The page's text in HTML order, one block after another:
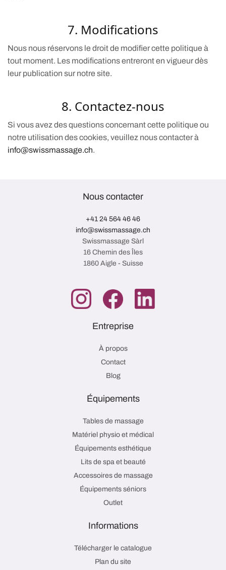
7. Modifications
Nous nous réservons le droit de modifier cette politique à
tout moment. Les modifications entreront en vigueur dès
leur publication sur notre site.
8. Contactez-nous
Si vous avez des questions concernant cette politique ou
notre utilisation des cookies, veuillez nous contacter à
info@swissmassage.ch.
Nous contacter
+41 24 564 46 46
info@swissmassage.ch
Swissmassage Sàrl
16 Chemin des Îles
1860 Aigle - Suisse
Entreprise
À propos
Contact
Blog
Équipements
Tables de massage
Matériel physio et médical
Équipements esthétique
Lits de spa et beauté
Accessoires de massage
Équipements séniors
Outlet
Informations
Télécharger le catalogue
Plan du site